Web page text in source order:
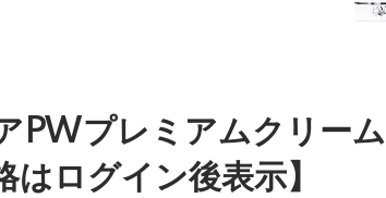
PWプレミアムクリーム
はログイン後表示】